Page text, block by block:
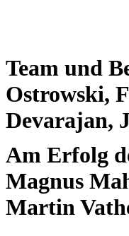
Team und
Ostrowski,
Devarajan,
Am Erfolg
Magnus
Martin